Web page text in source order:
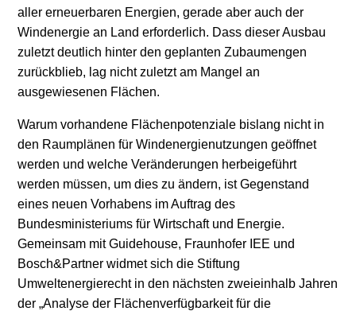
Wärme
Wasserstoff
Newsletter
Infomaterial
Umweltenergierecht
aller erneuerbaren Energien, gerade aber auch der
Windenergie an Land erforderlich. Dass dieser Ausbau
zuletzt deutlich hinter den geplanten Zubaumengen
zurückblieb, lag nicht zuletzt am Mangel an
ausgewiesenen Flächen.
Warum vorhandene Flächenpotenziale bislang nicht in
den Raumplänen für Windenergienutzungen geöffnet
werden und welche Veränderungen herbeigeführt
werden müssen, um dies zu ändern, ist Gegenstand
eines neuen Vorhabens im Auftrag des
Bundesministeriums für Wirtschaft und Energie.
Gemeinsam mit Guidehouse, Fraunhofer IEE und
Bosch&Partner widmet sich die Stiftung
Umweltenergierecht in den nächsten zweieinhalb Jahren
der „Analyse der Flächenverfügbarkeit für die